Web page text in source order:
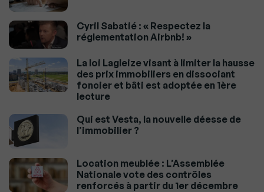
Cyril Sabatié : « Respectez la
réglementation Airbnb! »
La loi Lagleize visant à limiter la hausse
des prix immobiliers en dissociant
foncier et bâti est adoptée en 1ère
lecture
Qui est Vesta, la nouvelle déesse de
l’immobilier ?
Location meublée : L’Assemblée
Nationale vote des contrôles
renforcés à partir du 1er décembre